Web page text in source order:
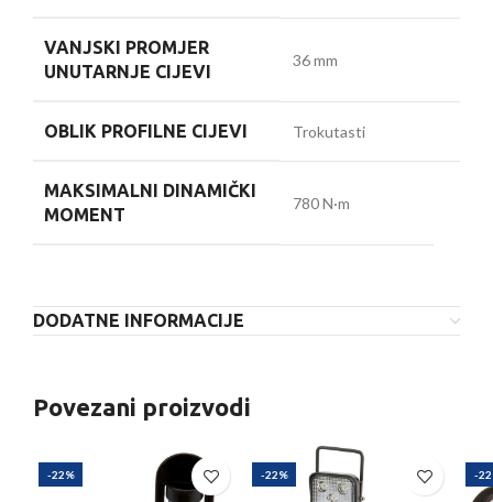
VANJSKI PROMJER
UNUTARNJE CIJEVI
36 mm
OBLIK PROFILNE CIJEVI Trokutasti
MAKSIMALNI DINAMIČKI
MOMENT
780 N·m
DODATNE INFORMACIJE
Povezani proizvodi
-22% -22% -